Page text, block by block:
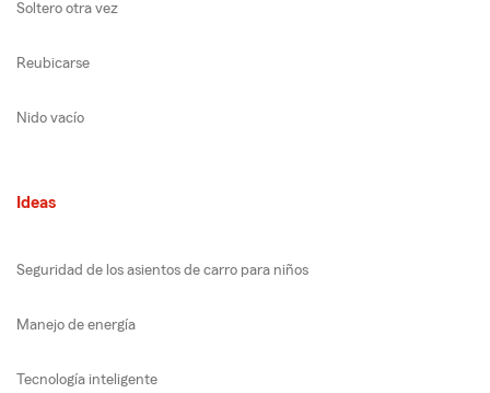
Soltero otra vez
Reubicarse
Nido vacío
Ideas
Seguridad de los asientos de carro para niños
Manejo de energía
Tecnología inteligente